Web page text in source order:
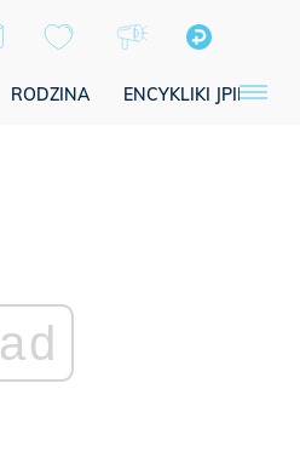
RODZINA ENCYKLIKI JPII
ad